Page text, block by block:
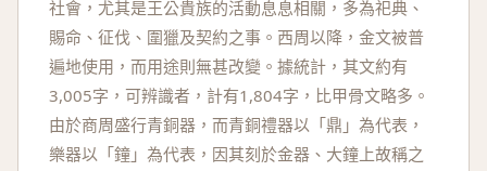
社會，尤其是王公貴族的活動息息相關，多為祀典、
賜命、征伐、圍獵及契約之事。西周以降，金文被普
遍地使用，而用途則無甚改變。據統計，其文約有
3,005字，可辨識者，計有1,804字，比甲骨文略多。
由於商周盛行青銅器，而青銅禮器以「鼎」為代表，
樂器以「鐘」為代表，因其刻於金器、大鐘上故稱之